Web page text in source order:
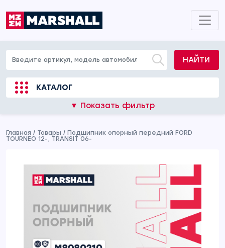
НАЙТИ
КАТАЛОГ
▼ Показать фильтр
Главная / Товары / Подшипник опорный передний FORD
TOURNEO 12-, TRANSIT 06-